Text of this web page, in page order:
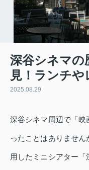
深谷シネマの
見！ランチ
2025.08.29
深谷シネマ周辺で「映
ったことはありませ
用したミニシアター